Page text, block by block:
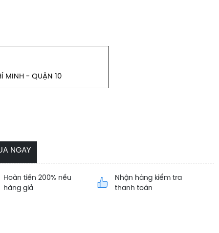
MINH - QUẬN 10
NGAY
Hoàn tiền 200% nếu
hàng giả
Nhận hàng kiểm tra
thanh toán